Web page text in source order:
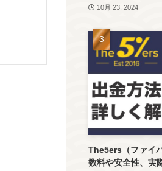
10月 23, 2024
The5ers（ファイ
数料や安全性、実